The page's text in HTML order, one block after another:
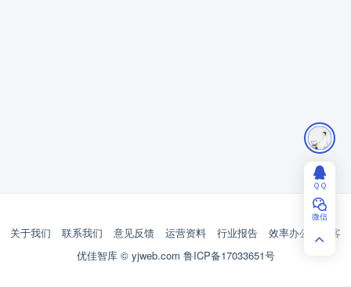
关于我们 联系我们 意见反馈 运营资料 行业报告 效率办公
博客
优佳智库 © yjweb.com 鲁ICP备17033651号
ＱＱ
微信